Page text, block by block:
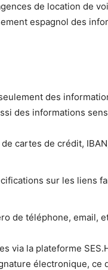
de location de
espagnol des
des
des informations
cartes de crédit,
sur les liens
de téléphone, email,
via la plateforme
électronique, ce